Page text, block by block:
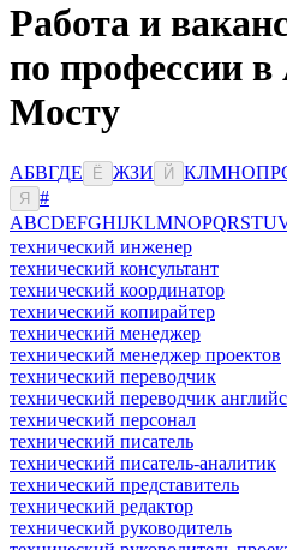
Работа и
по профессии
Мосту
АБВГДЕ Ё ЖЗИ Й КЛМНОПР
Я
#
ABCDEFGHIJKLMNOPQRSTU
технический инженер
технический консультант
технический координатор
технический копирайтер
технический менеджер
технический менеджер проектов
технический переводчик
технический переводчик
технический персонал
технический писатель
технический писатель-аналитик
технический представитель
технический редактор
технический руководитель